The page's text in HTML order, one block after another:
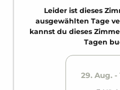
Wohnbereich befindet sich
Schlafcouch für zwei
bietet bequem Platz für
Ausgestattet mit zwei
ausgestatteten Küche und
Leider ist dieses
ausgewählten Tage
kannst du dieses
Tagen
29. Aug. -